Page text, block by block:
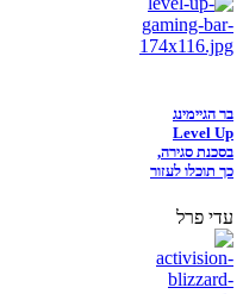
בר הגיימינג
Level Up
בסכנת סגירה,
כך תוכלו לעזור
עדי פרל